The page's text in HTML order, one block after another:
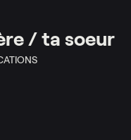
/ ta soeur